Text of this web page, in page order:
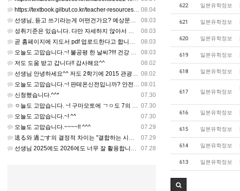
622 일본유학정보
621 일본유학정보
620 일본유학정보
619 일본유학정보
618 일본유학정보
617 일본유학정보
616 일본유학정보
615 일본유학정보
614 일본유학정보
613 일본유학정보
08.04
https://textbook.gilbut.co.kr/teacher-resources/2022-high-sc…
08.03
선생님, 듣고 쓰기라는게 어떤건가요? 예상문장 20~30개 중 몇개를 틀어주고 들리는대로 쓰는 건가요? 자세…
08.03
성취기준은 있습니다. 다만 자세하지 않아서 교과서 내용에 맞게 좀 더 구체적으로 재구조화를 하신 선생님이 계…
08.03
곧 홈페이지에 지도서 pdf 업로드한다고 합니다. 이번 주나 다음 주에 e-book 기반 전자저작물도 업로드…
08.03
오늘도 고맙습니다.~! 불공평 한 날씨?!!! 건강 최고 입니다. ^^
08.02
저도 도움 받고 갑니다!! 감사해요^^
08.02
선생님 안녕하세요^^ 저도 2학기에 2015 관광일본어를 평가계획을 세우려고 하는데. ..아무리 찾아도 없어…
08.01
오늘도 고맙습니다.~! 판테온신전입니까? 안전 제일!! ㅎㅎ 감사해요. ^^
07.30
신청했습니다.^^*
07.30
ㅇ늘도 고맙습니다. ~! 구마모토에 ㄱㅇ도 7의 지진,,,무사, 안전을 기도 합니다. 감사해요...
07.30
오늘도 고맙습니다.~! ^^
07.29
오늘도 고맙습니다.~~~~!! ^^^
07.29
送る와 過ごす의 결정적 차이는 "결합하는 시간 단위"와 "묘사 대상"입니다. 過ごす 하루, 오후, 주말, 휴…
07.28
선생님 2025에도 2026에도 너무 잘 활용합니다.. 감사해요!!!